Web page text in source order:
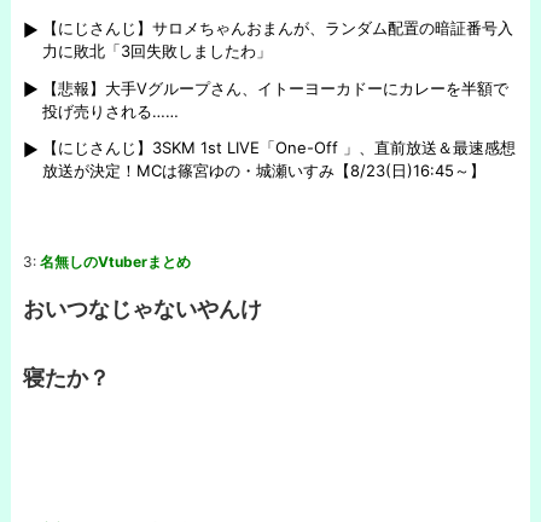
【にじさんじ】サロメちゃんおまんが、ランダム配置の暗証番号入
力に敗北「3回失敗しましたわ」
【悲報】大手Vグループさん、イトーヨーカドーにカレーを半額で
投げ売りされる……
【にじさんじ】3SKM 1st LIVE「One-Off 」、直前放送＆最速感想
放送が決定！MCは篠宮ゆの・城瀬いすみ【8/23(日)16:45～】
3: 名無しのVtuberまとめ
おいつなじゃないやんけ
寝たか？